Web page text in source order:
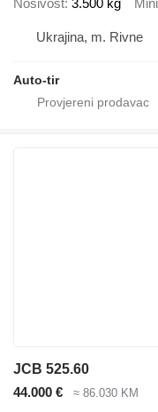
Nosivost 3.500 kg Mini
Ukrajina, m. Rivne
Auto-tir
JCB 525.60
44.000 €
≈ 86.030 KM